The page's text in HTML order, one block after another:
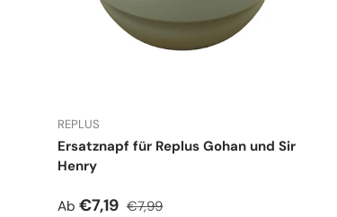
REPLUS
Ersatznapf für Replus Gohan und Sir
Henry
Verkaufspreis
Ab €7,19 Normaler Preis
€7,99